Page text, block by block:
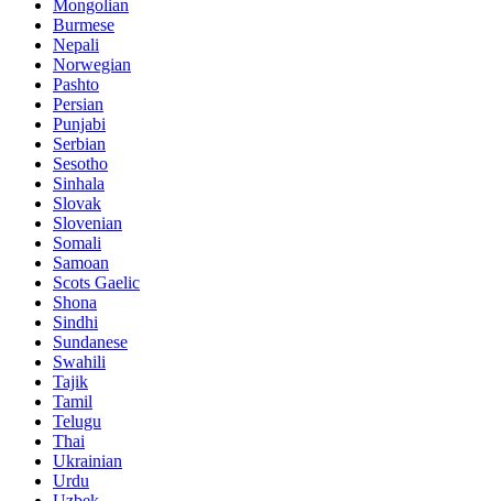
Mongolian
Burmese
Nepali
Norwegian
Pashto
Persian
Punjabi
Serbian
Sesotho
Sinhala
Slovak
Slovenian
Somali
Samoan
Scots Gaelic
Shona
Sindhi
Sundanese
Swahili
Tajik
Tamil
Telugu
Thai
Ukrainian
Urdu